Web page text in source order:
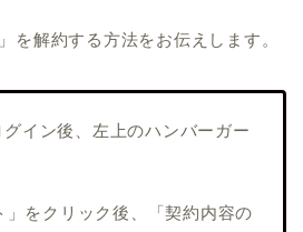
を解約する方法をお伝えします。
イン後、左上のハンバーガー
」をクリック後、「契約内容の